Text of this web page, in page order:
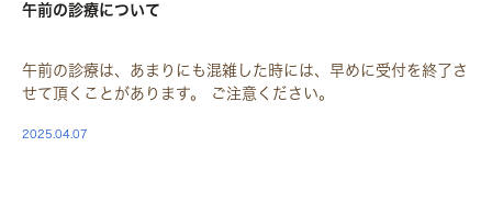
午前の診療について
午前の診療は、あまりにも混雑した時には、早めに受付を終了さ
せて頂くことがあります。 ご注意ください。
2025.04.07